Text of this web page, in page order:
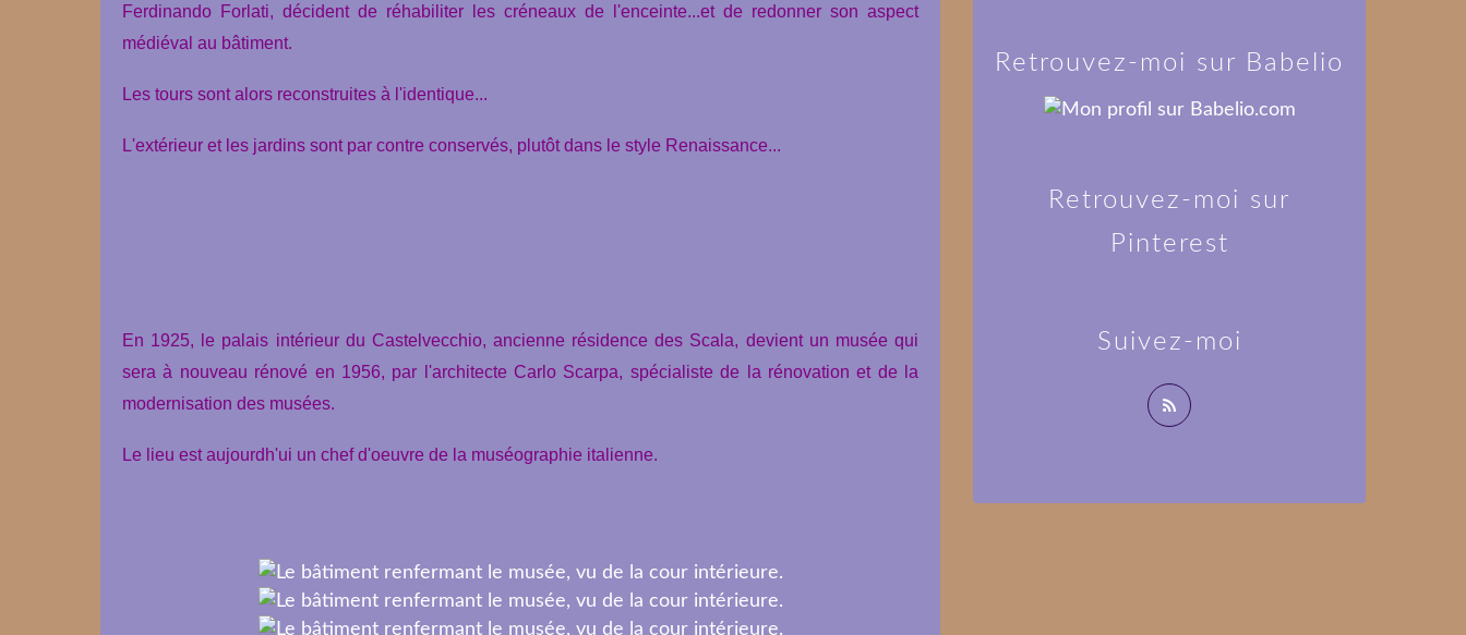
Ferdinando Forlati, décident de réhabiliter les créneaux de l'enceinte...et de redonner son aspect
médiéval au bâtiment.
Les tours sont alors reconstruites à l'identique...
L'extérieur et les jardins sont par contre conservés, plutôt dans le style Renaissance...
En 1925, le palais intérieur du Castelvecchio, ancienne résidence des Scala, devient un musée qui
sera à nouveau rénové en 1956, par l'architecte Carlo Scarpa, spécialiste de la rénovation et de la
modernisation des musées.
Le lieu est aujourdh'ui un chef d'oeuvre de la muséographie italienne.
Suivez-moi
Retrouvez-moi sur Babelio
Retrouvez-moi sur
Pinterest